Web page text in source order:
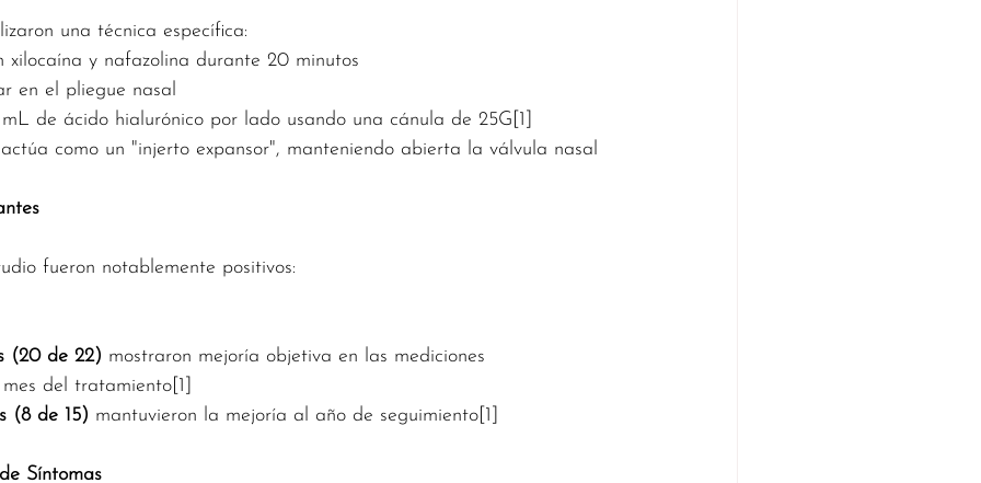
una técnica específica:
xilocaína y nafazolina durante 20 minutos
en el pliegue nasal
de ácido hialurónico por lado usando una cánula de 25G[1]
como un "injerto expansor", manteniendo abierta la válvula nasal
fueron notablemente positivos:
(20 de 22) mostraron mejoría objetiva en las mediciones
del tratamiento[1]
(8 de 15) mantuvieron la mejoría al año de seguimiento[1]
Síntomas